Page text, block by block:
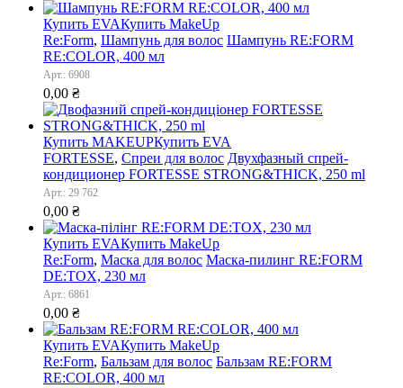
Купить EVAКупить MakeUp
Re:Form, Шампунь для волос Шампунь RE:FORM
RE:COLOR, 400 мл
Арт.: 6908
0,00 ₴
Купить MAKEUPКупить EVA
FORTESSE, Спреи для волос Двухфазный спрей-
кондиционер FORTESSE STRONG&THICK, 250 ml
Арт.: 29 762
0,00 ₴
Купить EVAКупить MakeUp
Re:Form, Маска для волос Маска-пилинг RE:FORM
DE:TOX, 230 мл
Арт.: 6861
0,00 ₴
Купить EVAКупить MakeUp
Re:Form, Бальзам для волос Бальзам RE:FORM
RE:COLOR, 400 мл